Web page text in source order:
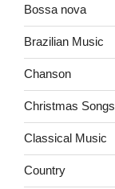
Bossa nova
Brazilian Music
Chanson
Christmas Songs
Classical Music
Country